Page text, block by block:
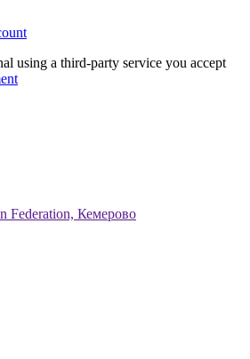
using a third-party service you accept
Federation, Кемерово